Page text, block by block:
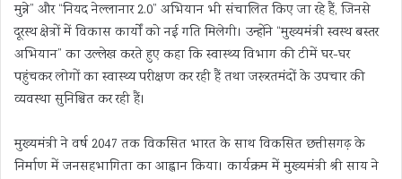
मुन्ने” और “नियद नेल्लानार 2.0” अभियान भी संचालित किए जा रहे हैं, जिनसे
दूरस्थ क्षेत्रों में विकास कार्यों को नई गति मिलेगी। उन्होंने “मुख्यमंत्री स्वस्थ बस्तर
अभियान” का उल्लेख करते हुए कहा कि स्वास्थ्य विभाग की टीमें घर-घर
पहुंचकर लोगों का स्वास्थ्य परीक्षण कर रही हैं तथा जरूरतमंदों के उपचार की
व्यवस्था सुनिश्चित कर रही हैं।
मुख्यमंत्री ने वर्ष 2047 तक विकसित भारत के साथ विकसित छत्तीसगढ़ के
निर्माण में जनसहभागिता का आह्वान किया। कार्यक्रम में मुख्यमंत्री श्री साय ने